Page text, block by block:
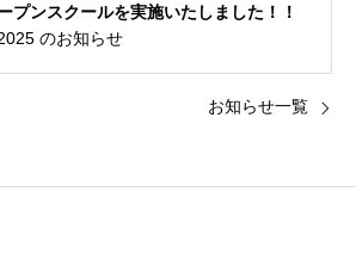
プンスクールを実施いたしました！！
のお知らせ
お知らせ一覧